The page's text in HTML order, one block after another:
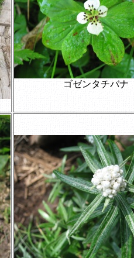
ゴゼンタチバナ